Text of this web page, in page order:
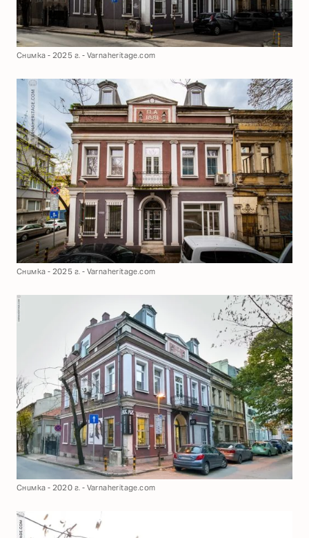
Снимка - 2025 г. - Varnaheritage.com
Снимка - 2025 г. - Varnaheritage.com
Снимка - 2020 г. - Varnaheritage.com